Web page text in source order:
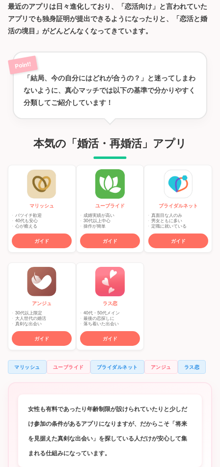
最近のアプリは日々進化しており、「恋活向け」と言われていた
アプリでも独身証明が提出できるようになったりと、「恋活と婚
活の境目」がどんどんなくなってきています。
「結局、今の自分にはどれが合うの？」と迷ってしまわ
ないように、真心マッチでは以下の基準で分かりやすく
分類してご紹介しています！
本気の「婚活・再婚活」アプリ
マリッシュ
バツイチ歓迎
40代も安心
心が癒える
ガイド
ユーブライド
成婚実績が高い
30代以上中心
操作が簡単
ガイド
ブライダルネット
真面目な人のみ
男女ともに多い
定職に就いている
ガイド
アンジュ
30代以上限定
大人世代の婚活
真剣な出会い
ガイド
ラス恋
40代・50代メイン
最後の恋探しに
落ち着いた出会い
ガイド
マリッシュ ユーブライド ブライダルネット アンジュ ラス恋
女性も有料であったり年齢制限が設けられていたりと少しだ
け参加の条件があるアプリになりますが、だからこそ「将来
を見据えた真剣な出会い」を探している人だけが安心して集
まれる仕組みになっています。